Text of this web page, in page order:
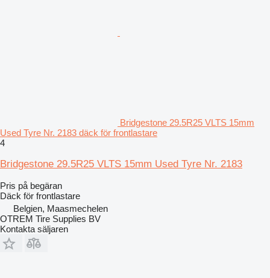
Bridgestone 29.5R25 VLTS 15mm
Used Tyre Nr. 2183 däck för frontlastare
4
Bridgestone 29.5R25 VLTS 15mm Used Tyre Nr. 2183
Pris på begäran
Däck för frontlastare
Belgien, Maasmechelen
OTREM Tire Supplies BV
Kontakta säljaren